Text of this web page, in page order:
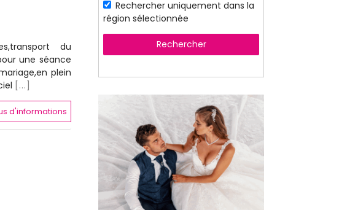
du
une séance
plein
[...]
d'informations
Rechercher uniquement dans la
région sélectionnée
Rechercher